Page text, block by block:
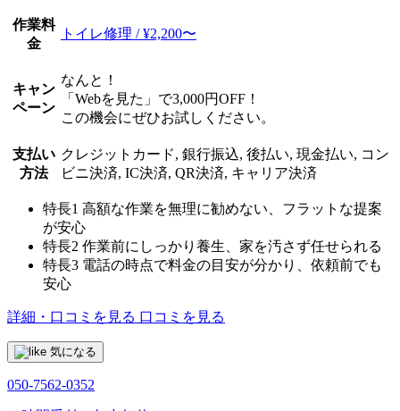
作業料
金
トイレ修理 / ¥2,200〜
キャン
ペーン
なんと！
「Webを見た」で3,000円OFF！
この機会にぜひお試しください。
支払い
方法
クレジットカード, 銀行振込, 後払い, 現金払い, コン
ビニ決済, IC決済, QR決済, キャリア決済
特長1 高額な作業を無理に勧めない、フラットな提案
が安心
特長2 作業前にしっかり養生、家を汚さず任せられる
特長3 電話の時点で料金の目安が分かり、依頼前でも
安心
詳細・口コミを見る 口コミを見る
気になる
050-7562-0352